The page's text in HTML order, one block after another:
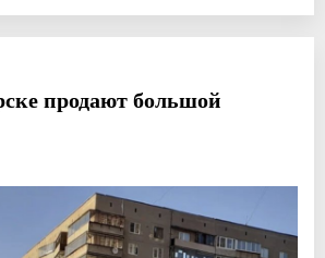
продают большой